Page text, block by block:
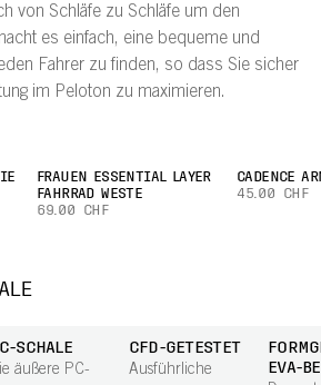
von Schläfe zu Schläfe um den
es einfach, eine bequeme und
Fahrer zu finden, so dass Sie sicher
im Peloton zu maximieren.
FRAUEN ESSENTIAL LAYER
FAHRRAD WESTE
69.00 CHF
CADENCE
45.00 CHF
SCHALE
äußere PC-
CFD-GETESTET
Ausführliche
EVA-